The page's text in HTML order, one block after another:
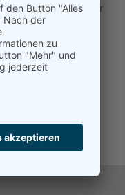
Josef Werner